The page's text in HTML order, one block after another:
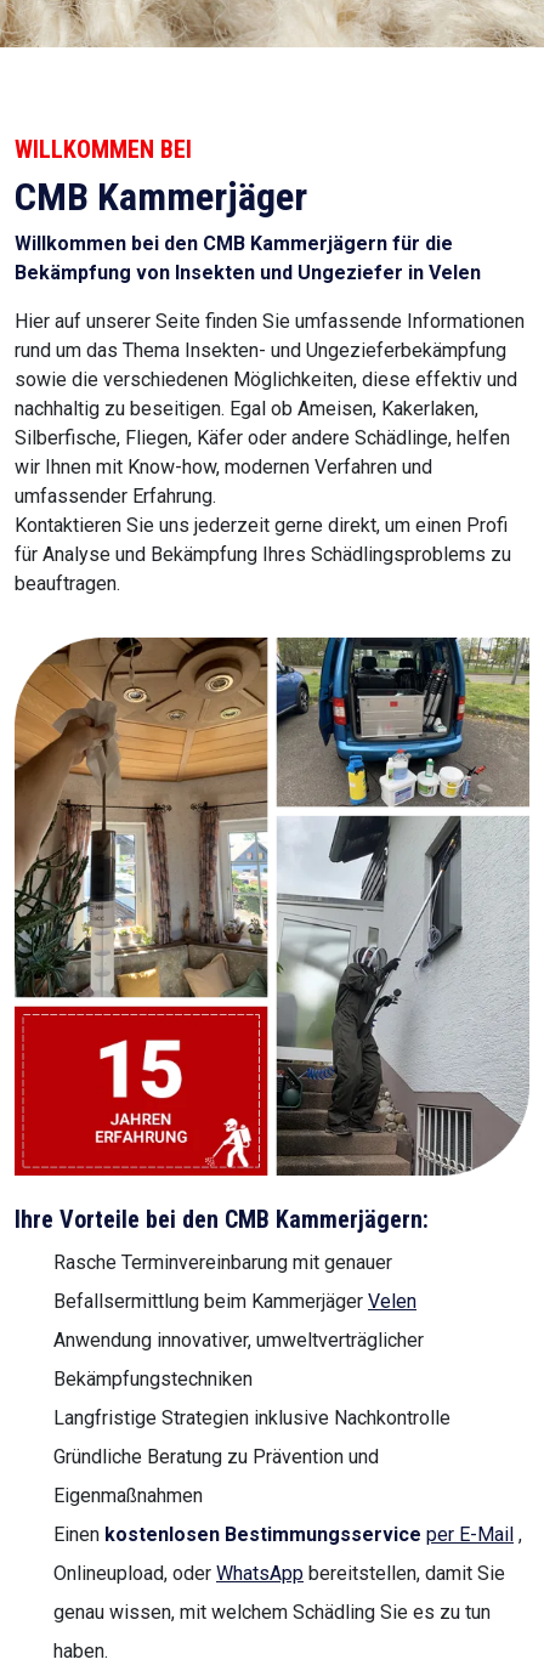
WILLKOMMEN BEI
CMB Kammerjäger
Willkommen bei den CMB Kammerjägern für die
Bekämpfung von Insekten und Ungeziefer in Velen
Hier auf unserer Seite finden Sie umfassende Informationen
rund um das Thema Insekten- und Ungezieferbekämpfung
sowie die verschiedenen Möglichkeiten, diese effektiv und
nachhaltig zu beseitigen. Egal ob Ameisen, Kakerlaken,
Silberfische, Fliegen, Käfer oder andere Schädlinge, helfen
wir Ihnen mit Know-how, modernen Verfahren und
umfassender Erfahrung.
Kontaktieren Sie uns jederzeit gerne direkt, um einen Profi
für Analyse und Bekämpfung Ihres Schädlingsproblems zu
beauftragen.
Ihre Vorteile bei den CMB Kammerjägern:
Rasche Terminvereinbarung mit genauer
Befallsermittlung beim Kammerjäger Velen
Anwendung innovativer, umweltverträglicher
Bekämpfungstechniken
Langfristige Strategien inklusive Nachkontrolle
Gründliche Beratung zu Prävention und
Eigenmaßnahmen
Einen kostenlosen Bestimmungsservice per E-Mail ,
Onlineupload, oder WhatsApp bereitstellen, damit Sie
genau wissen, mit welchem Schädling Sie es zu tun
haben.